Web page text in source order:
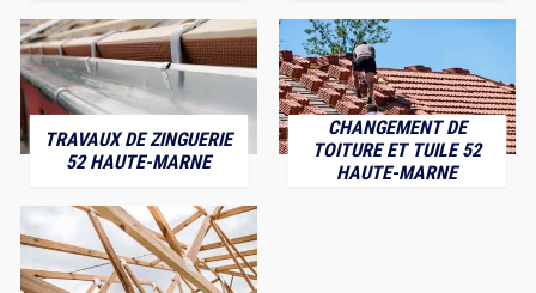
TRAVAUX DE ZINGUERIE
52 HAUTE-MARNE
CHANGEMENT DE
TOITURE ET TUILE 52
HAUTE-MARNE